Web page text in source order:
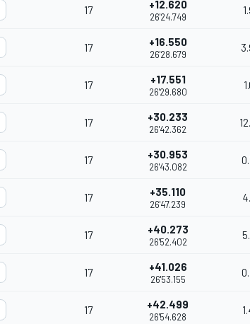
17 +12.620
26'24.749
17 +16.550
26'28.679
17 +17.551
26'29.680
17 +30.233
26'42.362
17 +30.953
26'43.082
17 +35.110
26'47.239
17 +40.273
26'52.402
17 +41.026
26'53.155
17 +42.499
26'54.628